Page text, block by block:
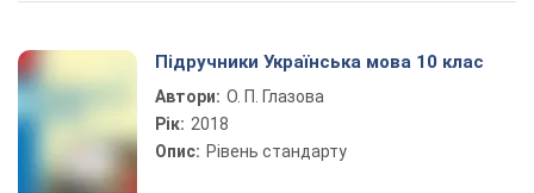
Підручники Українська мова 10 клас
Автори: О. П. Глазова
Рік: 2018
Опис: Рівень стандарту